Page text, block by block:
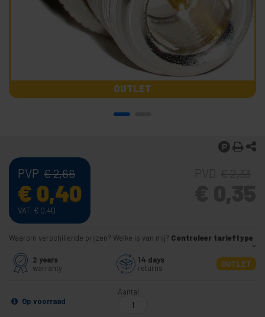
OUTLET
PVP €2,66
€ 0,40
VAT: € 0,40
Waarom verschillende prijzen? Welke is van mij? Controleer tarieftype
2 years
warranty
14 days
returns
OUTLET
Op voorraad
Aantal